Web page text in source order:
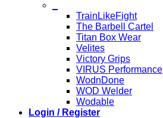
TrainLikeFight
The Barbell Cartel
Titan Box Wear
Velites
Victory Grips
VIRUS Performance
WodnDone
WOD Welder
Wodable
Login / Register